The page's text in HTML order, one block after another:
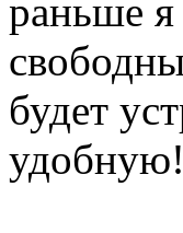
раньше
будет
удобную!